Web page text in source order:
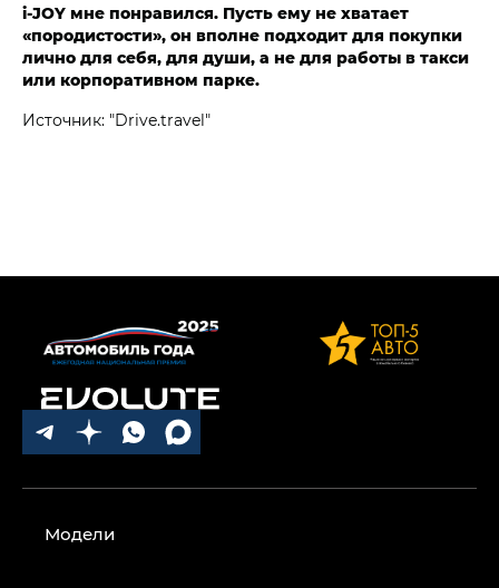
i‑JOY мне понравился. Пусть ему не хватает
«породистости», он вполне подходит для покупки
лично для себя, для души, а не для работы в такси
или корпоративном парке.
Источник: "Drive.travel"
Модели